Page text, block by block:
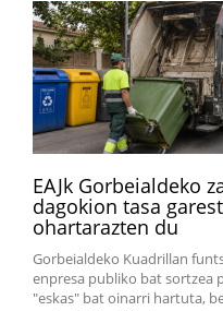
EAJk Gorbeialdeko
dagokion tasa
ohartarazten du
Gorbeialdeko Kuadrillan
enpresa publiko bat sortzea
"eskas" bat oinarri hartuta,